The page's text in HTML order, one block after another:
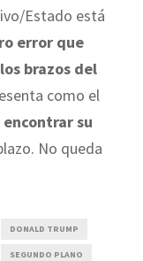
Estado está
error que
brazos del
como el
su
No queda
DONALD TRUMP
SEGUNDO PLANO